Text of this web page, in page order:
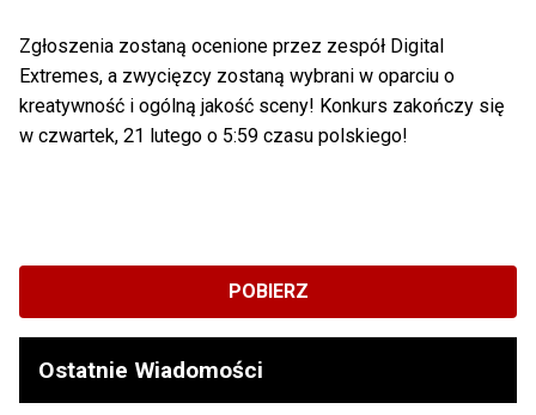
Zgłoszenia zostaną ocenione przez zespół Digital
Extremes, a zwycięzcy zostaną wybrani w oparciu o
kreatywność i ogólną jakość sceny! Konkurs zakończy się
w czwartek, 21 lutego o 5:59 czasu polskiego!
POBIERZ
Ostatnie Wiadomości